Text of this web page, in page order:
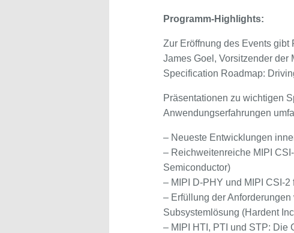
Programm-Highlights:
Zur Eröffnung des Events gibt
James Goel, Vorsitzender der
Specification Roadmap:
Präsentationen zu wichtigen
Anwendungserfahrungen
– Neueste Entwicklungen
– Reichweitenreiche MIPI
Semiconductor)
– MIPI D-PHY und MIPI CSI-2
– Erfüllung der
Subsystemlösung (Hardent
– MIPI HTI, PTI und STP: Die